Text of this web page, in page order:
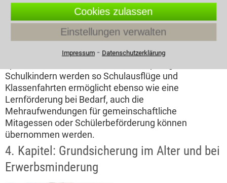
Ersteinrichtung einer Wohnung oder auch Bekleidung
kann als einmaliger Sonderbedarf übernommen
werden. Die Leistungsberechtigung für im Ausland
lebende Deutsche wird nur selten gewährt. Es gibt
seit 2011 ein sog. Bildungs- und Teilhabepaket
Schulkindern werden so Schulausflüge und
Klassenfahrten ermöglicht ebenso wie eine
Lernförderung bei Bedarf, auch die
Mehraufwendungen für gemeinschaftliche
Mitagessen oder Schülerbeförderung können
übernommen werden.
4. Kapitel: Grundsicherung im Alter und bei
Erwerbsminderung
Cookies zulassen
Einstellungen verwalten
Impressum⁃ Datenschutzerklärung